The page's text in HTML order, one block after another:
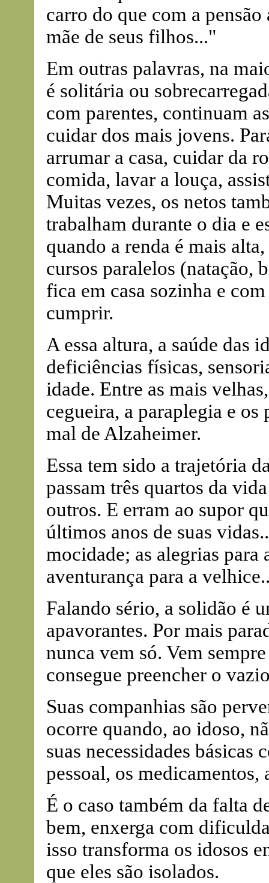
carro do que com a
mãe de seus filhos..."
Em outras palavras, na
é solitária ou
com parentes, continuam
cuidar dos mais jovens.
arrumar a casa, cuidar da
comida, lavar a louça,
Muitas vezes, os netos
trabalham durante o dia e
quando a renda é mais
cursos paralelos (natação,
fica em casa sozinha e
cumprir.
A essa altura, a saúde das
deficiências físicas,
idade. Entre as mais
cegueira, a paraplegia e
mal de Alzaheimer.
Essa tem sido a trajetória
passam três quartos da
outros. E erram ao supor
últimos anos de suas
mocidade; as alegrias para
aventurança para a
Falando sério, a solidão é
apavorantes. Por mais
nunca vem só. Vem
consegue preencher o
Suas companhias são
ocorre quando, ao idoso,
suas necessidades básicas
pessoal, os
É o caso também da falta
bem, enxerga com
isso transforma os idosos
que eles são isolados.